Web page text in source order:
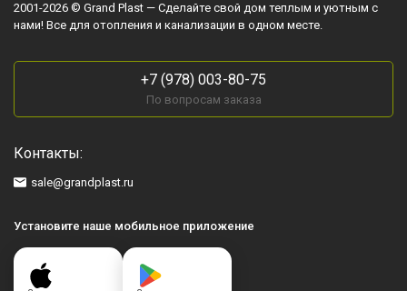
2001-2026 © Grand Plast — Сделайте свой дом теплым и уютным с
нами! Все для отопления и канализации в одном месте.
+7 (978) 003-80-75
По вопросам заказа
Контакты:
sale@grandplast.ru
Установите наше мобильное приложение